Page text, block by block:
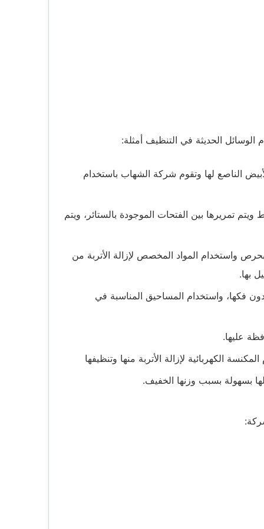
الحديثة في التنظيف أمثلة:
الناصع لها وتقوم شركة الشهاب باستخدام
تمريرها بين الفتحات الموجودة بالستائر، ويتم
بحرص واستخدام المواد المخصص لإزالة الأتربة من
بها.
فكها، واستخدام المساحيق المناسبة في
عليها.
الكهربائية لإزالة الأتربة منها وتنظيفها
بسهولة بسبب وزنها الخفيف.